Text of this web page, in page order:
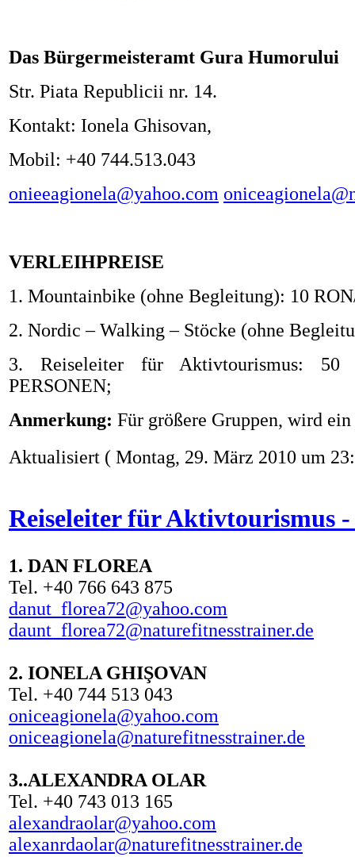
Das Bürgermeisteramt Gura Humorului
Str. Piata Republicii nr. 14.
Kontakt: Ionela Ghisovan,
Mobil: +40 744.513.043
onieeagionela@yahoo.com oniceagionela@
VERLEIHPREISE
1. Mountainbike (ohne Begleitung): 10
2. Nordic – Walking – Stöcke (ohne
3. Reiseleiter für Aktivtourismus: 50
PERSONEN;
Anmerkung: Für größere Gruppen, wird
Aktualisiert ( Montag, 29. März 2010 um
Reiseleiter für Aktivtourismus
1. DAN FLOREA
Tel. +40 766 643 875
danut_florea72@yahoo.com
daunt_florea72@naturefitnesstrainer.de
2. IONELA GHIŞOVAN
Tel. +40 744 513 043
oniceagionela@yahoo.com
oniceagionela@naturefitnesstrainer.de
3..ALEXANDRA OLAR
Tel. +40 743 013 165
alexandraolar@yahoo.com
alexanrdaolar@naturefitnesstrainer.de